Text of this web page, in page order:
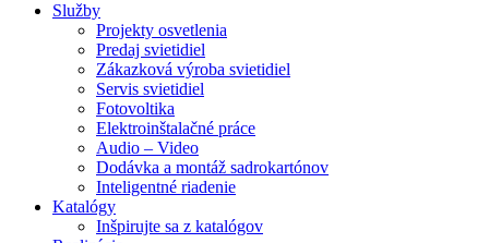
Služby
Projekty osvetlenia
Predaj svietidiel
Zákazková výroba svietidiel
Servis svietidiel
Fotovoltika
Elektroinštalačné práce
Audio – Video
Dodávka a montáž sadrokartónov
Inteligentné riadenie
Katalógy
Inšpirujte sa z katalógov